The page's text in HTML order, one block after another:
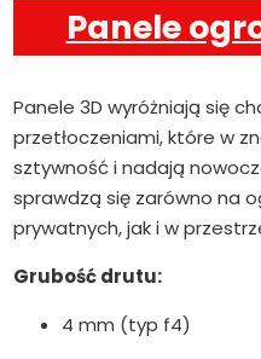
Panele
Panele 3D wyróżniają się
przetłoczeniami, które w
sztywność i nadają
sprawdzą się zarówno na
prywatnych, jak i w
Grubość drutu:
4 mm (typ f4)